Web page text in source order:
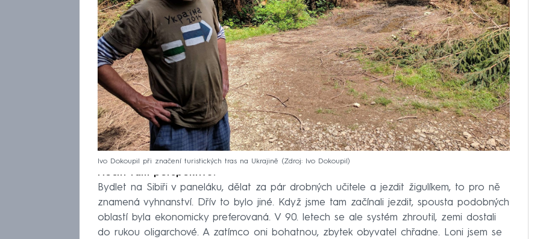
Ivo Dokoupil při značení turistických tras na Ukrajině Zdroj: Ivo Dokoupil
Necítí tam perspektivu?
Bydlet na Sibiři v paneláku, dělat za pár drobných učitele a jezdit žigulíkem, to pro ně
znamená vyhnanství. Dřív to bylo jiné. Když jsme tam začínali jezdit, spousta podobných
oblastí byla ekonomicky preferovaná. V 90. letech se ale systém zhroutil, zemi dostali
do rukou oligarchové. A zatímco oni bohatnou, zbytek obyvatel chřadne. Loni jsem se